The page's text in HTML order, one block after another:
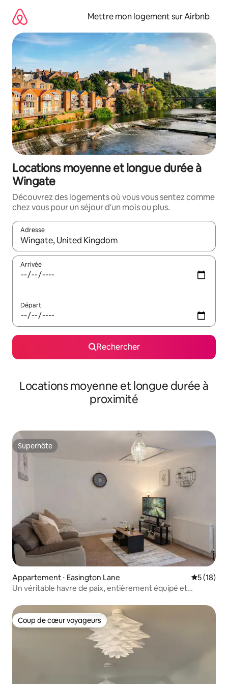
directement
contenu
Mettre mon logement sur Airbnb
Locations moyenne et longue durée à
Wingate
Découvrez des logements où vous vous sentez comme
chez vous pour un séjour d'un mois ou plus.
Adresse
Lorsque les résultats s'affichent, utilisez les flèches vers le
Arrivée
Départ
Rechercher
Locations moyenne et longue durée à
proximité
Superhôte
Superhôte
Appartement ⋅ Easington Lane
5 (18)
Un véritable havre de paix, entièrement équipé et
Coup de cœur voyageurs
Coup de cœur voyageurs